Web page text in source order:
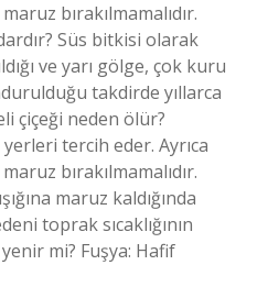
bırakılmamalıdır.
Süs bitkisi olarak
ve yarı gölge, çok kuru
takdirde yıllarca
çiçeği neden ölür?
tercih eder. Ayrıca
bırakılmamalıdır.
maruz kaldığında
toprak sıcaklığının
mi? Fuşya: Hafif